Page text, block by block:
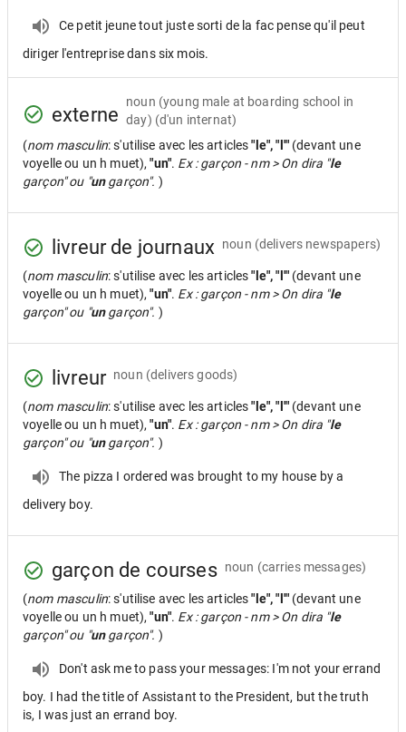
Ce petit jeune tout juste sorti de la fac pense qu'il peut
diriger l'entreprise dans six mois.
externe
noun (young male at boarding school in
day) (d'un internat)
(nom masculin: s'utilise avec les articles"le", "l'" (devant une
voyelle ou un h muet),"un". Ex : garçon - nm > On dira "le
garçon" ou "ungarçon". )
livreur de journaux noun (delivers newspapers)
(nom masculin: s'utilise avec les articles"le", "l'" (devant une
voyelle ou un h muet),"un". Ex : garçon - nm > On dira "le
garçon" ou "ungarçon". )
livreur noun (delivers goods)
(nom masculin: s'utilise avec les articles"le", "l'" (devant une
voyelle ou un h muet),"un". Ex : garçon - nm > On dira "le
garçon" ou "ungarçon". )
The pizza I ordered was brought to my house by a
delivery boy.
garçon de courses noun (carries messages)
(nom masculin: s'utilise avec les articles"le", "l'" (devant une
voyelle ou un h muet),"un". Ex : garçon - nm > On dira "le
garçon" ou "ungarçon". )
Don't ask me to pass your messages: I'm not your errand
boy. I had the title of Assistant to the President, but the truth
is, I was just an errand boy.